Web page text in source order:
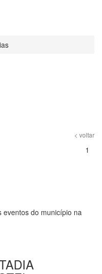
< voltar
1
eventos do município na